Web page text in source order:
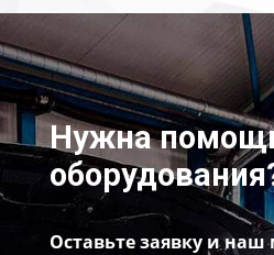
Нужна
Оставьте заявку и